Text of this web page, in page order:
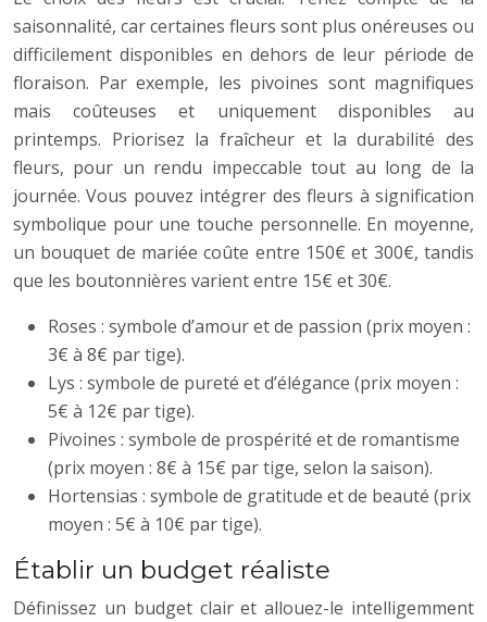
saisonnalité, car certaines fleurs sont plus onéreuses ou
difficilement disponibles en dehors de leur période de
floraison. Par exemple, les pivoines sont magnifiques
mais coûteuses et uniquement disponibles au
printemps. Priorisez la fraîcheur et la durabilité des
fleurs, pour un rendu impeccable tout au long de la
journée. Vous pouvez intégrer des fleurs à signification
symbolique pour une touche personnelle. En moyenne,
un bouquet de mariée coûte entre 150€ et 300€, tandis
que les boutonnières varient entre 15€ et 30€.
Roses : symbole d’amour et de passion (prix moyen :
3€ à 8€ par tige).
Lys : symbole de pureté et d’élégance (prix moyen :
5€ à 12€ par tige).
Pivoines : symbole de prospérité et de romantisme
(prix moyen : 8€ à 15€ par tige, selon la saison).
Hortensias : symbole de gratitude et de beauté (prix
moyen : 5€ à 10€ par tige).
Établir un budget réaliste
Définissez un budget clair et allouez-le intelligemment